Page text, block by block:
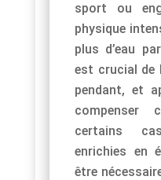
sport ou
physique
plus d’eau
est crucial de
pendant, et
compenser
certains
enrichies en
être